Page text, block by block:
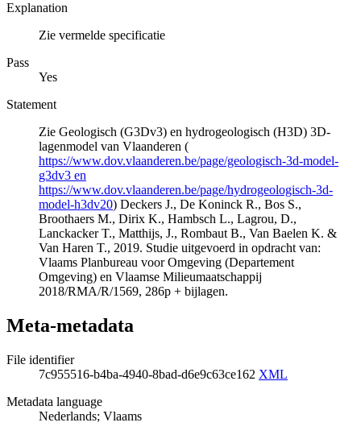
Explanation
Zie vermelde specificatie
Pass
Yes
Statement
Zie Geologisch (G3Dv3) en hydrogeologisch (H3D) 3D-
lagenmodel van Vlaanderen (
https://www.dov.vlaanderen.be/page/geologisch-3d-model-
g3dv3 en
https://www.dov.vlaanderen.be/page/hydrogeologisch-3d-
model-h3dv20) Deckers J., De Koninck R., Bos S.,
Broothaers M., Dirix K., Hambsch L., Lagrou, D.,
Lanckacker T., Matthijs, J., Rombaut B., Van Baelen K. &
Van Haren T., 2019. Studie uitgevoerd in opdracht van:
Vlaams Planbureau voor Omgeving (Departement
Omgeving) en Vlaamse Milieumaatschappij
2018/RMA/R/1569, 286p + bijlagen.
Meta-metadata
File identifier
7c955516-b4ba-4940-8bad-d6e9c63ce162 XML
Metadata language
Nederlands; Vlaams